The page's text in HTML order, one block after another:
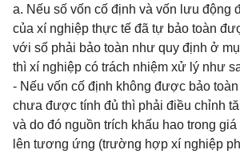
a. Nếu số vốn cố định và vốn lưu động
của xí nghiệp thực tế đã tự bảo toàn
với số phải bảo toàn như quy định ở
thì xí nghiệp có trách nhiệm xử lý như
- Nếu vốn cố định không được bảo
chưa được tính đủ thì phải điều chỉnh
và do đó nguồn trích khấu hao trong
lên tương ứng (trường hợp xí nghiệp